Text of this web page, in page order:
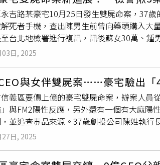
您的痛苦有人願意傾聽，請撥打1995◎如
介入，同時在屋內發現粉末、藥錠與電子
品。警方溯源後在陳男手機內發現，陳
品給陳男，上月24日，陳男主動詢問蘇女
子手上「有貨」，陳男所及也向鍾男以1
販售毒品，2日持拘票與搜索票前往北市
手機等贓證物。全案後續也依照違反毒品
謝男與鍾男則分別以5萬元與20萬元交保，
具有高度成癮性及危害性，造成無法挽回
秉持毒品零容忍的決心，全面掃蕩毒品
吉路某豪宅10月25日發生雙屍命案，37
死者手機，查出陳男生前曾向藥頭購入大
台北地檢署進行複訊，訊後蘇女30萬、
CEO，平日生活高調且曾受外國媒體採
之稱，可見陳男一家事相當顯赫。案發當
駭人。此外，警方也在現場發現白色粉末
個有大麻陽性反應的電子煙彈。◎拒絕毒
03日, 2025
與女伴雙屍案……豪宅驗出
義區要價上億的豪宅雙屍命案，辦案人員
」與FM2陽性反應，另外還有一個有大麻
並追查毒品來源。37歲創投公司陳姓執
巷弄內豪宅沙發，由於現場沒有打鬥、被
與藥錠，以及圓盤、卡片等吸食器
27日, 2025